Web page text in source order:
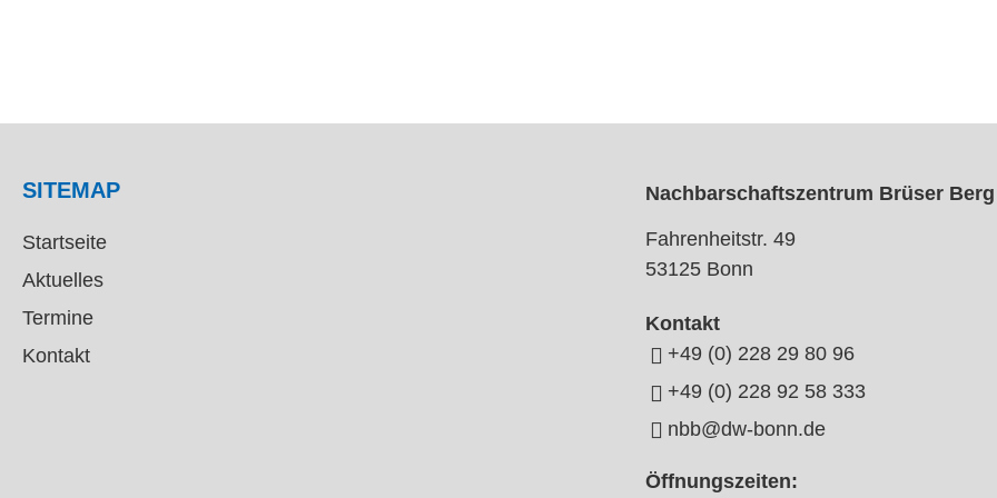
SITEMAP
Startseite
Aktuelles
Termine
Kontakt
Nachbarschaftszentrum Brüser Berg
Fahrenheitstr. 49
53125 Bonn
Kontakt
+49 (0) 228 29 80 96
+49 (0) 228 92 58 333
nbb@dw-bonn.de
Öffnungszeiten: